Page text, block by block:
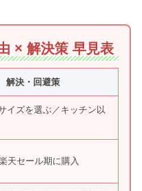
× 解決策 早見表
解決・回避策
イズを選ぶ／キッチン以
天セール期に購入